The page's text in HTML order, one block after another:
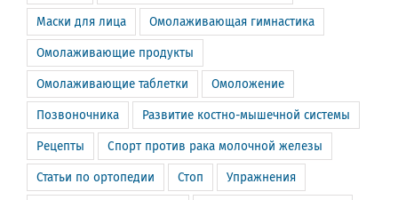
Маски для лица Омолаживающая гимнастика
Омолаживающие продукты
Омолаживающие таблетки Омоложение
Позвоночника Развитие костно-мышечной системы
Рецепты Спорт против рака молочной железы
Статьи по ортопедии Стоп Упражнения